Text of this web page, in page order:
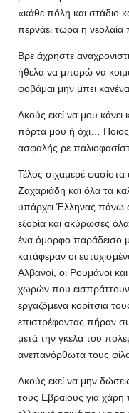
«κάθε πόλη και στάδιο
περνάει τώρα η νεολαία
Βρε άχρηστε
ήθελα να μπορώ να
φοβάμαι μην μπει
Ακούς εκεί να μου
πόρτα μου ή όχι…
ασφαλής ρε
Τέλος σιχαμερέ φασίστα
Ζαχαριάδη και όλα τα
υπάρχει Έλληνας πάνω
εξορία και ακύρωσες
ένα όμορφο παράδεισο
κατάφεραν οι
Αλβανοί, οι Ρουμάνοι
χωρών που
εργαζόμενα κορίτσια
επιστρέφοντας πήραν
μετά την γκέλα του
ανεπανόρθωτα τους
Ακούς εκεί να μην
τους Εβραίους για